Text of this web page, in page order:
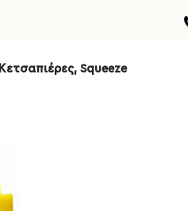
Κετσαπιέρες, Squeeze